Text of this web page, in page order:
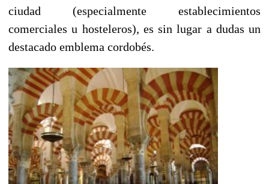
ciudad (especialmente establecimientos
comerciales u hosteleros), es sin lugar a dudas un
destacado emblema cordobés.